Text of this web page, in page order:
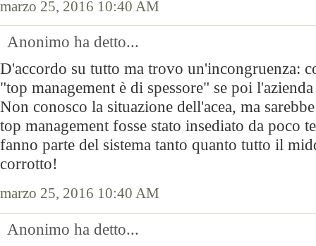
marzo 25, 2016 10:40 AM
Anonimo ha detto...
D'accordo su tutto ma trovo un'incongruenza:
"top management è di spessore" se poi
Non conosco la situazione dell'acea, ma
top management fosse stato insediato da poco
fanno parte del sistema tanto quanto tutto il
corrotto!
marzo 25, 2016 10:40 AM
Anonimo ha detto...